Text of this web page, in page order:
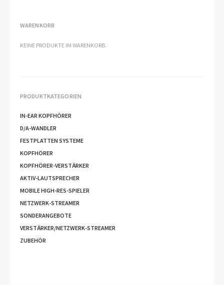
WARENKORB
KEINE PRODUKTE IM WARENKORB.
PRODUKTKATEGORIEN
IN-EAR KOPFHÖRER
D/A-WANDLER
FESTPLATTEN SYSTEME
KOPFHÖRER
KOPFHÖRER-VERSTÄRKER
AKTIV-LAUTSPRECHER
MOBILE HIGH-RES-SPIELER
NETZWERK-STREAMER
SONDERANGEBOTE
VERSTÄRKER/NETZWERK-STREAMER
ZUBEHÖR